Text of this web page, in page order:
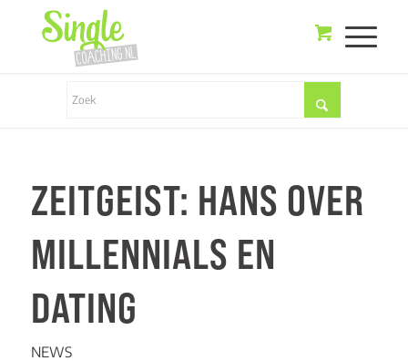
ZEITGEIST: HANS OVER
MILLENNIALS EN
DATING
NEWS